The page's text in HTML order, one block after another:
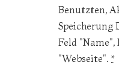
Benutzten,
Speicherung
Feld "Name",
"Webseite". *